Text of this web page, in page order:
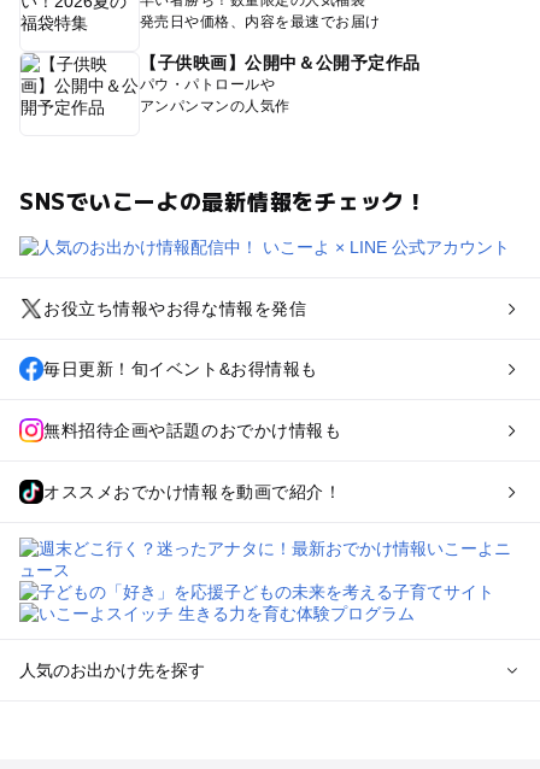
発売日や価格、内容を最速でお届け
【子供映画】公開中＆公開予定作品
パウ・パトロールや
アンパンマンの人気作
SNSでいこーよの最新情報をチェック！
お役立ち情報やお得な情報を発信
毎日更新！旬イベント&お得情報も
無料招待企画や話題のおでかけ情報も
オススメおでかけ情報を動画で紹介！
人気のお出かけ先を探す